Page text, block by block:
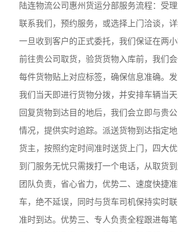
陆连物流公司惠州货运分部服务流程：受
联系我们，预约服务，或选择上门洽谈，
一旦收到客户的正式委托，我们保证在两
前往贵公司取货，验货货物入库前，我们
每件货物贴上对应标签，确保信息准确。发
我们当天即进行货物分拨，并安排车辆当天
回复货物到达目的地后，我们会立即与贵
情况，提供实时追踪。派送货物到达指定
货主，按照约定时间准时送货上门，四大
到门服务无忧只需拨打一个电话，从取货
团队负责，省心省力，优势二、速度快捷
车，绝不延误，同时与货车司机保持实时
准时到达。优势三、专人负责全程跟进每